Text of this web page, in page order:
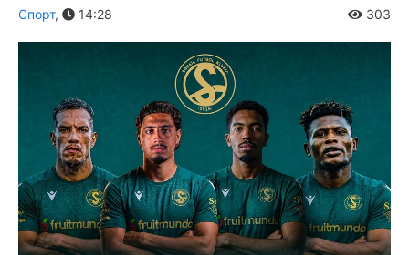
Спорт, 14:28 303